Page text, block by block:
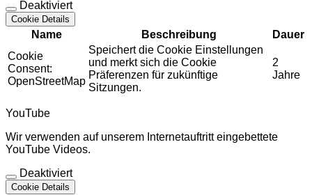
Deaktiviert
Cookie Details
Name Beschreibung
Dauer
Cookie
Consent:
OpenStreetMap
Speichert die Cookie Einstellungen
und merkt sich die Cookie
Präferenzen für zukünftige
Sitzungen.
2
Jahre
YouTube
Wir verwenden auf unserem Internetauftritt eingebettete
YouTube Videos.
Deaktiviert
Cookie Details